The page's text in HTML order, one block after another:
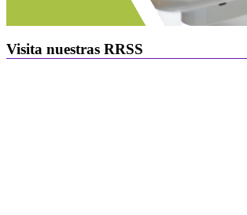
Visita nuestras RRSS